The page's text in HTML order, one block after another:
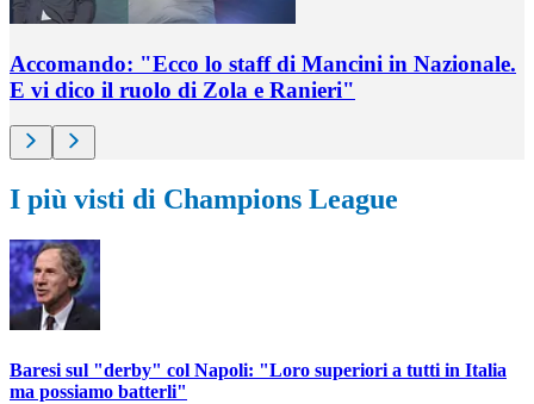
Accomando: "Ecco lo staff di Mancini in Nazionale.
E vi dico il ruolo di Zola e Ranieri"
I più visti di Champions League
Baresi sul "derby" col Napoli: "Loro superiori a tutti in Italia
ma possiamo batterli"